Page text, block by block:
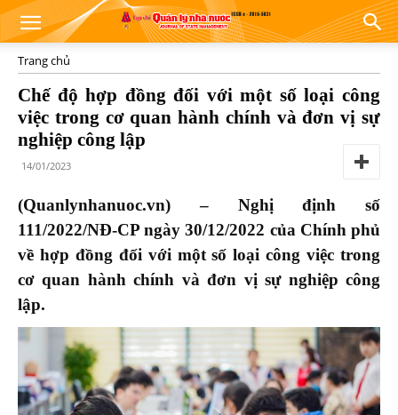
Trang chủ
Chế độ hợp đồng đối với một số loại công
việc trong cơ quan hành chính và đơn vị sự
nghiệp công lập
14/01/2023
(Quanlynhanuoc.vn) – Nghị định số
111/2022/NĐ-CP ngày 30/12/2022 của Chính phủ
về hợp đồng đối với một số loại công việc trong
cơ quan hành chính và đơn vị sự nghiệp công
lập.